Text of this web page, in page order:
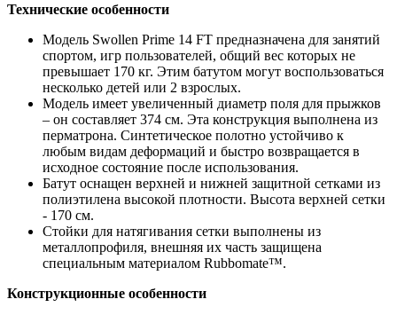
Технические особенности
Модель Swollen Prime 14 FT предназначена для занятий
спортом, игр пользователей, общий вес которых не
превышает 170 кг. Этим батутом могут воспользоваться
несколько детей или 2 взрослых.
Модель имеет увеличенный диаметр поля для прыжков
– он составляет 374 см. Эта конструкция выполнена из
перматрона. Синтетическое полотно устойчиво к
любым видам деформаций и быстро возвращается в
исходное состояние после использования.
Батут оснащен верхней и нижней защитной сетками из
полиэтилена высокой плотности. Высота верхней сетки
- 170 см.
Стойки для натягивания сетки выполнены из
металлопрофиля, внешняя их часть защищена
специальным материалом Rubbomate™.
Конструкционные особенности